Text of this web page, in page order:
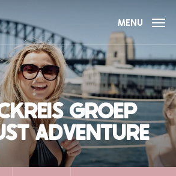
MENU
GROEP
ADVENTURE